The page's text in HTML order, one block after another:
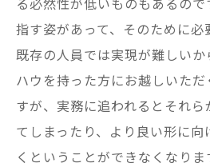
指す姿があって、そのために必
既存の人員では実現が難しい
ハウを持った方にお越しいた
すが、実務に追われるとそれ
てしまったり、より良い形に向
くということができなくなり